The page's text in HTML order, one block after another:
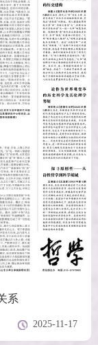
系
2025-11-17